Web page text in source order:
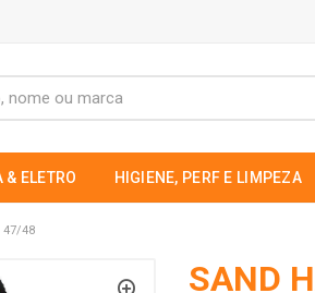
& ELETRO HIGIENE, PERF E LIMPEZA
47/48
SAND